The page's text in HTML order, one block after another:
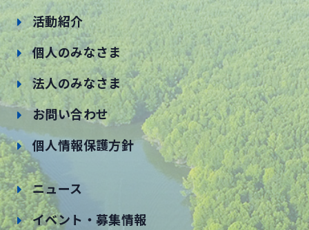
活動紹介
個人のみなさま
法人のみなさま
お問い合わせ
個人情報保護方針
ニュース
イベント・募集情報